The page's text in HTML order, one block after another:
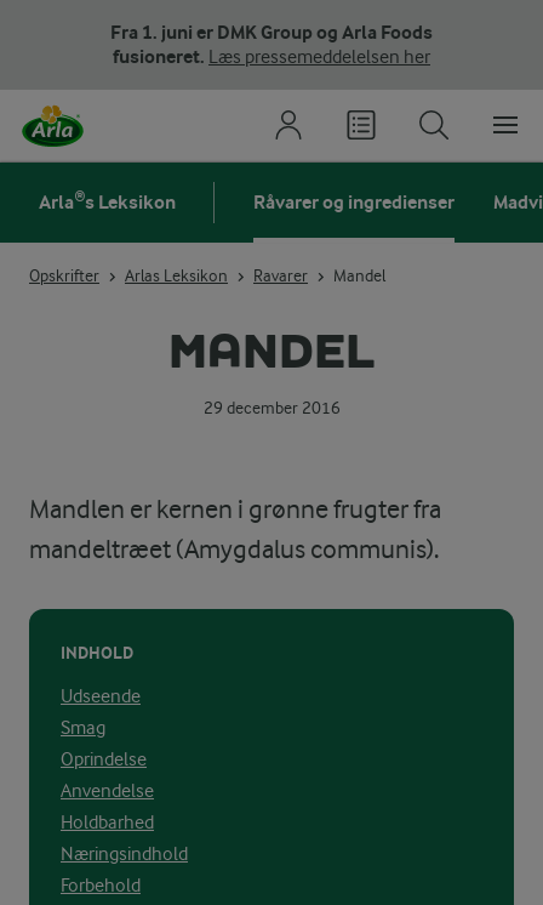
Fra 1. juni er DMK Group og Arla Foods
fusioneret. Læs pressemeddelelsen her
Arla®s Leksikon Råvarer og ingredienser
Opskrifter Arlas Leksikon Ravarer Mandel
MANDEL
29 december 2016
Mandlen er kernen i grønne frugter fra
mandeltræet (Amygdalus communis).
INDHOLD
Udseende
Smag
Oprindelse
Anvendelse
Holdbarhed
Næringsindhold
Forbehold